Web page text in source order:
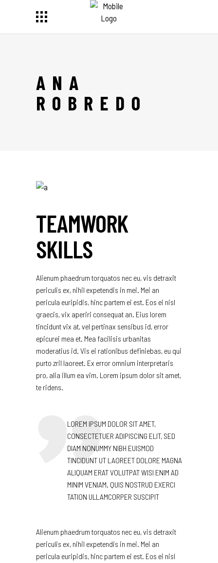
ANA
ROBREDO
TEAMWORK
SKILLS
Alienum phaedrum torquatos nec eu, vis detraxit
periculis ex, nihil expetendis in mei. Mei an
pericula euripidis, hinc partem ei est. Eos ei nisl
graecis, vix aperiri consequat an. Eius lorem
tincidunt vix at, vel pertinax sensibus id, error
epicurei mea et. Mea facilisis urbanitas
moderatius id. Vis ei rationibus definiebas, eu qui
purto zril laoreet. Ex error omnium interpretaris
pro, alia illum ea vim. Lorem ipsum dolor sit amet,
te ridens.
LOREM IPSUM DOLOR SIT AMET,
CONSECTETUER ADIPISCING ELIT, SED
DIAM NONUMMY NIBH EUISMOD
TINCIDUNT UT LAOREET DOLORE MAGNA
ALIQUAM ERAT VOLUTPAT WISI ENIM AD
MINIM VENIAM. QUIS NOSTRUD EXERCI
TATION ULLAMCORPER SUSCIPIT
Alienum phaedrum torquatos nec eu, vis detraxit
periculis ex, nihil expetendis in mei. Mei an
pericula euripidis, hinc partem ei est. Eos ei nisl